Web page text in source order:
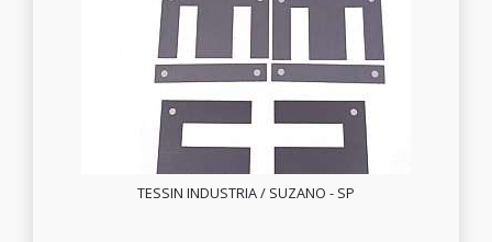
TESSIN INDUSTRIA / SUZANO - SP